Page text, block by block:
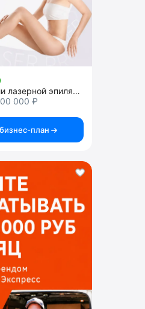
франшиза студии лазерной эпиляции
000 ₽
план